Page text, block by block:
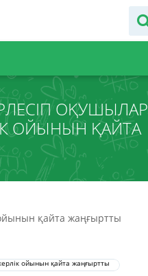
ОҚУШЫЛАР
ОЙЫНЫН ҚАЙТА
ойынын қайта жаңғыртты